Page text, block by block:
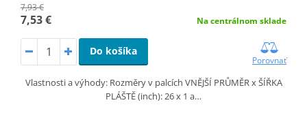
7,93 €
7,53 € Na centrálnom sklade
Do košíka
Porovnať
Vlastnosti a výhody: Rozměry v palcích VNĚJŠÍ PRŮMĚR x ŠÍŘKA
PLÁŠTĚ (inch): 26 x 1 a…